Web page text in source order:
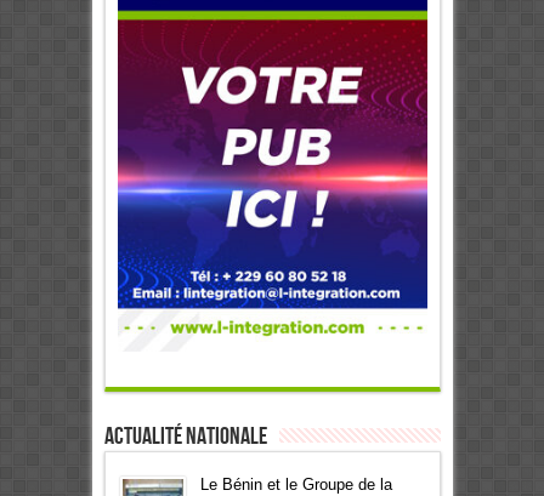
Actualité Nationale
Le Bénin et le Groupe de la